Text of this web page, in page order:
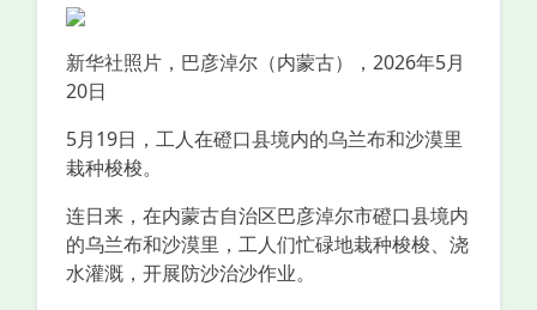
新华社照片，巴彦淖尔（内蒙古），2026年5月
20日
5月19日，工人在磴口县境内的乌兰布和沙漠里
栽种梭梭。
连日来，在内蒙古自治区巴彦淖尔市磴口县境内
的乌兰布和沙漠里，工人们忙碌地栽种梭梭、浇
水灌溉，开展防沙治沙作业。